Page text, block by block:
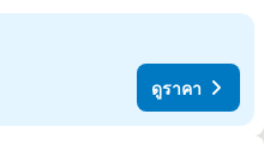
ดูราคา